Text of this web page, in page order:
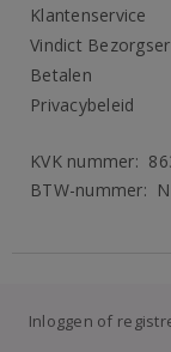
Klantenservice
Vindict
Betalen
Privacybeleid
KVK nummer:
BTW-nummer:
Inloggen of